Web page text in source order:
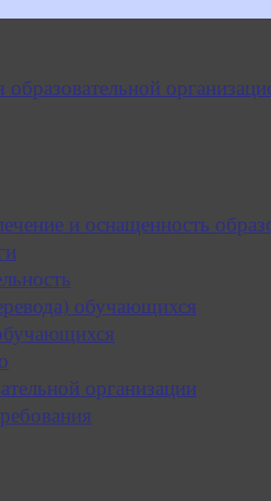
и оснащенность
обучающихся
организации